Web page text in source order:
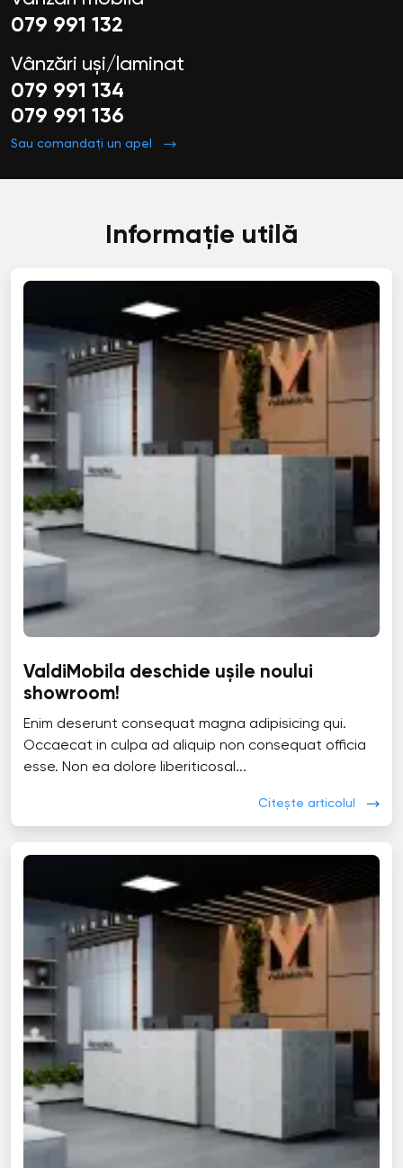
079 991 132
Vânzări uși/laminat
079 991 134
079 991 136
Sau comandați un apel
Informație utilă
ValdiMobila deschide ușile noului
showroom!
Enim deserunt consequat magna adipisicing qui.
Occaecat in culpa ad aliquip non consequat officia
esse. Non ea dolore liberiticosal...
Citește articolul